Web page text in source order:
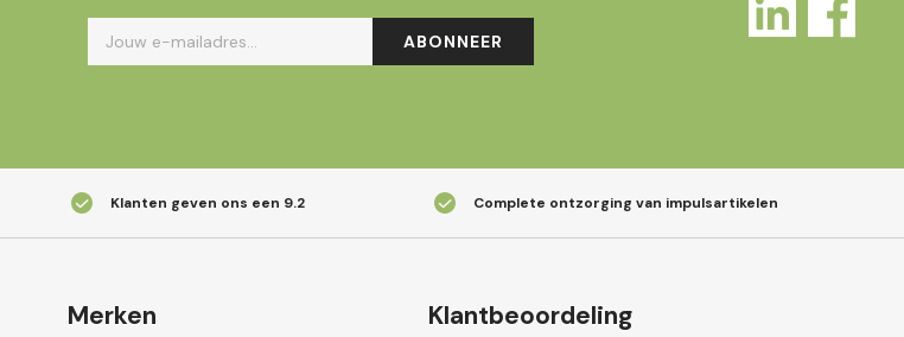
ABONNEER
Klanten geven ons een 9.2 Complete ontzorging van impulsartikelen
Merken Klantbeoordeling